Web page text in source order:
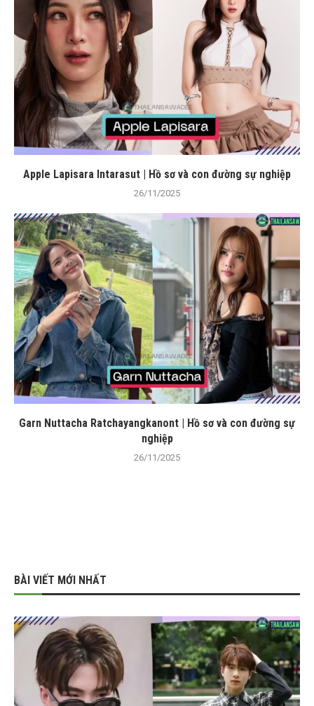
Apple Lapisara Intarasut | Hồ sơ và con đường sự nghiệp
26/11/2025
Garn Nuttacha Ratchayangkanont | Hồ sơ và con đường sự
nghiệp
26/11/2025
BÀI VIẾT MỚI NHẤT